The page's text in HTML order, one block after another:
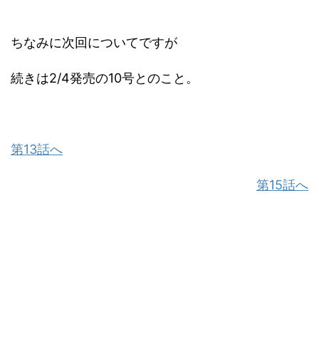
ちなみに次回についてですが
続きは2/4発売の10号とのこと。
第13話へ
第15話へ